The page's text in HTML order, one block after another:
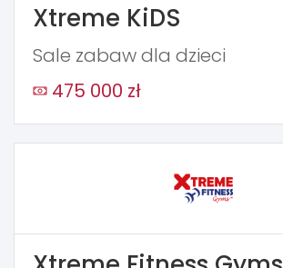
Xtreme KiDS
Sale zabaw dla dzieci
475 000 zł